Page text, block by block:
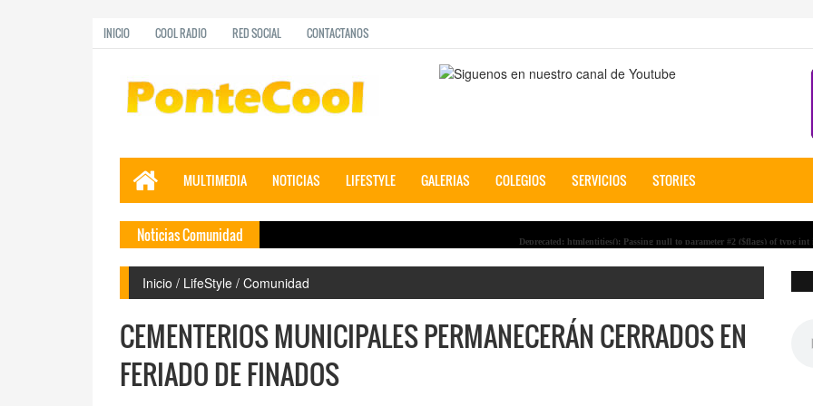
INICIO COOL RADIO RED SOCIAL CONTACTANOS
MULTIMEDIA NOTICIAS LIFESTYLE GALERIAS COLEGIOS SERVICIOS STORIES
Noticias Comunidad Deprecated: htmlentities(): Passing null to parameter #2 ($flags) of type int is
Alcaldesa de Ambato solicit� que se aclare si hay posibilidad de realizar la
Se inscribi� la segunda candidata a Reina de Ambato su nombre es Camila
Inicio / LifeStyle / Comunidad
CEMENTERIOS MUNICIPALES PERMANECERÁN CERRADOS EN
FERIADO DE FINADOS